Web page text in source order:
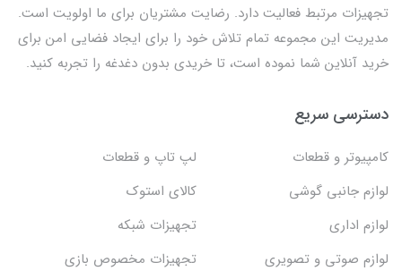
تجهیزات مرتبط فعالیت دارد. رضایت مشتریان برای ما اولویت است.
مدیریت این مجموعه تمام تلاش خود را برای ایجاد فضایی امن برای
خرید آنلاین شما نموده است، تا خریدی بدون دغدغه را تجربه کنید.
دسترسی سریع
کامپیوتر و قطعات
لپ تاپ و قطعات
لوازم جانبی گوشی
کالای استوک
لوازم اداری
تجهیزات شبکه
لوازم صوتی و تصویری
تجهیزات مخصوص بازی